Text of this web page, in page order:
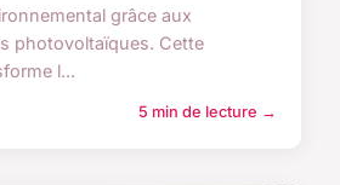
grâce aux
photovoltaïques. Cette
l...
5 min de lecture →